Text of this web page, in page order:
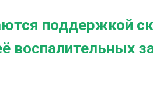
поддержкой